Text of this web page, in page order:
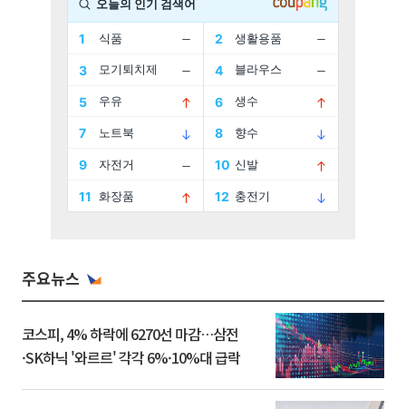
주요뉴스
코스피, 4% 하락에 6270선 마감…삼전
·SK하닉 '와르르' 각각 6%·10%대 급락